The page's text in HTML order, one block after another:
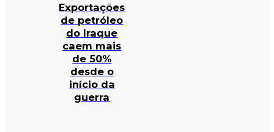
Exportações
de petróleo
do Iraque
caem mais
de 50%
desde o
início da
guerra